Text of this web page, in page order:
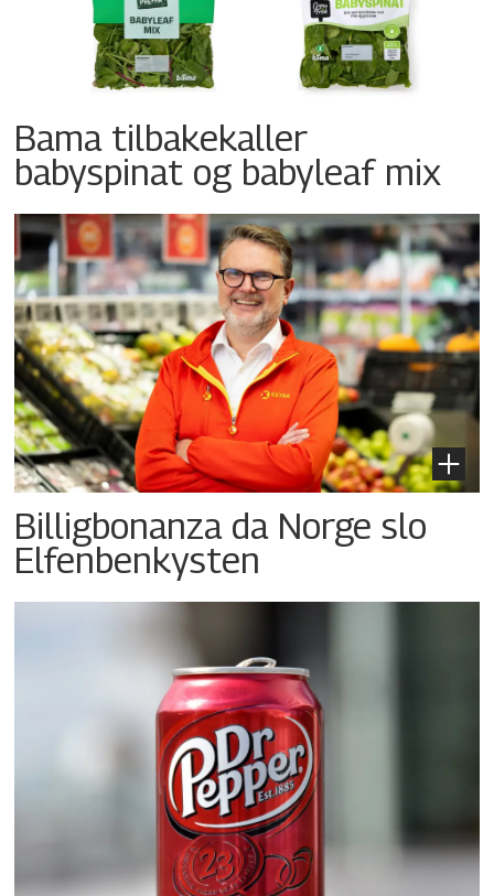
Bama tilbakekaller
babyspinat og babyleaf mix
Billigbonanza da Norge slo
Elfenbenkysten